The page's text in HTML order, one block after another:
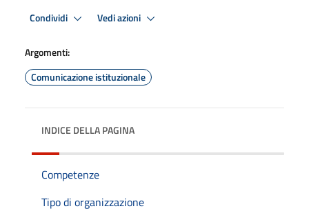
Condividi Vedi azioni
Argomenti:
Comunicazione istituzionale
INDICE DELLA PAGINA
Competenze
Tipo di organizzazione